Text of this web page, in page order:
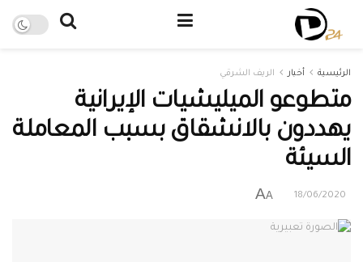
الرئيسية أخبار الريف الشرقي
متطوعو الميليشيات الإيرانية
يهددون بالانشقاق بسبب المعاملة
السيئة
18/06/2020
A
A